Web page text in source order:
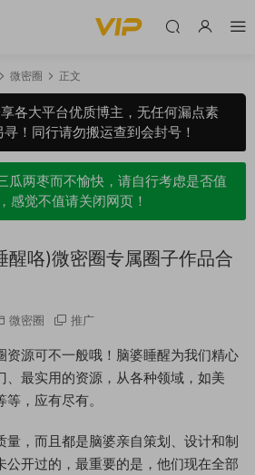
微密圈 正文
各大平台优质博主，无任何漏点素
！同行请勿搬运查到会封号！
瓜两枣而不愉快，请自行考虑是否值
感觉不值请关闭网页！
醒咯)微密圈专属圈子作品合
微密圈 推广
资源可不一般哦！脑婆睡醒为我们精心
、最实用的资源，从各种领域，如美
，应有尽有。
量，而且都是脑婆亲自策划、设计和制
公开过的，最重要的是，他们现在全部